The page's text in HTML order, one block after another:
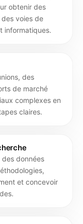
obtenir des
voies de
informatiques.
des
de marché
complexes en
claires.
données
et concevoir